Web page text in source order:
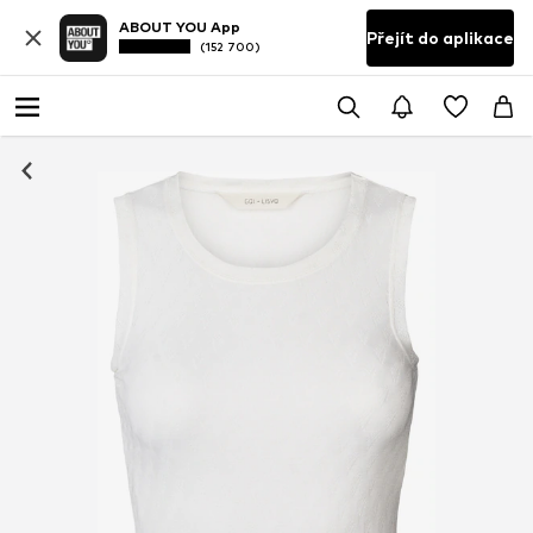
ABOUT YOU App
(152 700) Přejít do aplikace